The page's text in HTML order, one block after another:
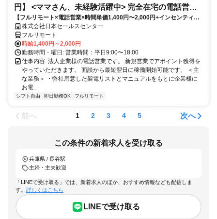
円】 <ママさん、未経験活躍中> 完全在宅の電話営業
で家庭と仕事の両立を実現
【フルリモート×電話営業×時間単価1,400円〜2,000円+インセンティブ
あり】 ＜ママさん、未経験活躍中＞ 完全在宅の電話営業で家庭と仕事の
両立を実現
株式会社日本セールスセンター
フルリモート
時給1,400円～2,000円
勤務時間・曜日: 営業時間：平日9:00〜18:00
仕事内容: 法人企業様の電話営業です。 新規営業でアポイント獲得を
やっていただきます。 面談から最短翌日に稼働開始可能です。 ＜主
な業務＞ ・弊社用意した架電リストとマニュアルをもとに企業様に
お電...
シフト自由 即日勤務OK フルリモート
前へ 1 2 3 4 5 次へ
この条件の新着求人を受け取る
兵庫県 / 長谷駅
主婦・主夫歓迎
「LINEで受け取る」では、新着求人のほか、おすすめ情報なども配信しま
す。 詳しくはこちら
LINEで受け取る